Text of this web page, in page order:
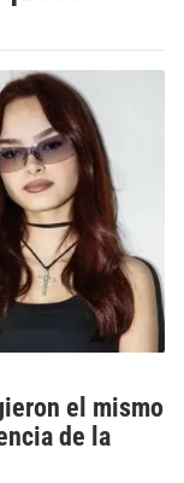
el mismo
de la